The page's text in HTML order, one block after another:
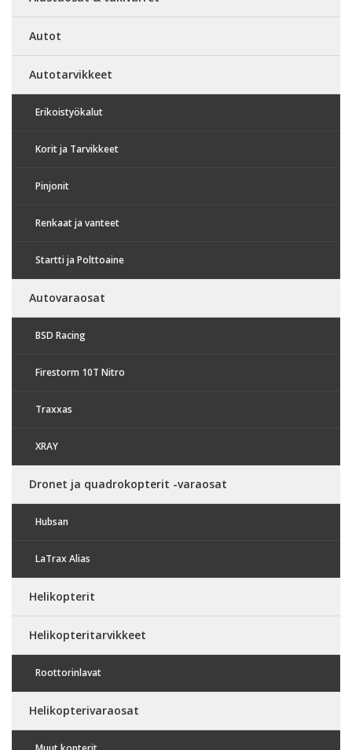
Autot
Autotarvikkeet
Erikoistyökalut
Korit ja Tarvikkeet
Pinjonit
Renkaat ja vanteet
Startti ja Polttoaine
Autovaraosat
BSD Racing
Firestorm 10T Nitro
Traxxas
XRAY
Dronet ja quadrokopterit -varaosat
Hubsan
LaTrax Alias
Helikopterit
Helikopteritarvikkeet
Roottorinlavat
Helikopterivaraosat